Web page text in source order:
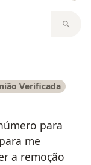
Verificada
para
me
a remoção